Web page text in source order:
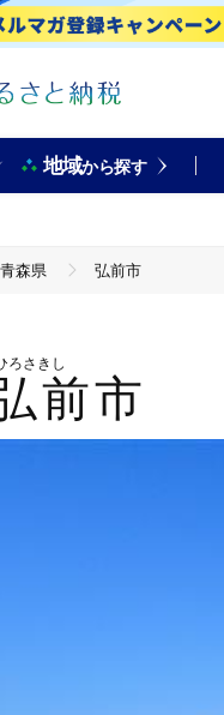
地域から探す
青森県 弘前市
前市
ろさきし